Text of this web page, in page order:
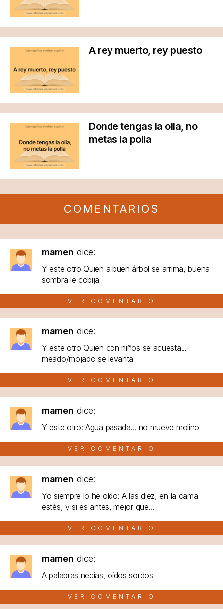
A rey muerto, rey puesto
Donde tengas la olla, no
metas la polla
COMENTARIOS
mamen dice:
Y este otro Quien a buen árbol se arrima, buena
sombra le cobija
VER COMENTARIO
mamen dice:
Y este otro Quien con niños se acuesta...
meado/mojado se levanta
VER COMENTARIO
mamen dice:
Y este otro: Agua pasada... no mueve molino
VER COMENTARIO
mamen dice:
Yo siempre lo he oído: A las diez, en la cama
estés, y si es antes, mejor que...
VER COMENTARIO
mamen dice:
A palabras necias, oídos sordos
VER COMENTARIO